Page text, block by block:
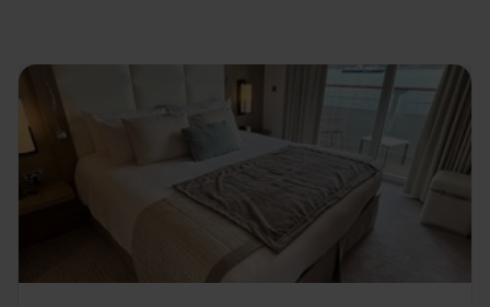
Möglichkeit bietet, am Le France-Deck zu speisen. An Bord
erwartet Sie eine Vollpension und verschiedenste Getränke
wie Wasser, Tischweine, Kaffee und Tee zu den
Hauptmahlzeiten, sowie Kaffee und Tee am Nachmittag. Zu
den Highlights der Reise gehört die Cocktailparty des
Kapitäns. In der Boutique können Sie schöne Geschenke für
Freunde oder Familienmitglieder besorgen. Gönnen Sie sich
eine neue Frisur beim Friseur an Bord oder eine sinnliche
Massage in der Wellnessoase. Und sollten Sie noch einen
besonderen Wunsch auf dem Herzen haben, dann können